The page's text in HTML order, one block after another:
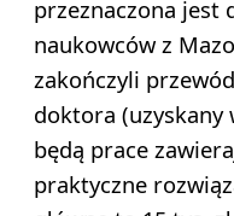
przeznaczona jest
naukowców z
zakończyli
doktora (uzyskany
będą prace
praktyczne